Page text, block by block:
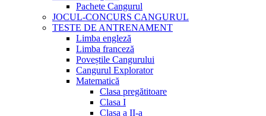
Pachete Cangurul
JOCUL-CONCURS CANGURUL
TESTE DE ANTRENAMENT
Limba engleză
Limba franceză
Poveștile Cangurului
Cangurul Explorator
Matematică
Clasa pregătitoare
Clasa I
Clasa a II-a